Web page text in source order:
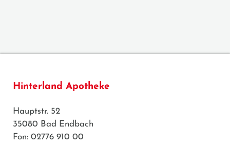
Hinterland Apotheke
Hauptstr. 52
35080 Bad Endbach
Fon: 02776 910 00